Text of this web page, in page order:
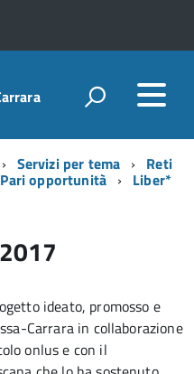
Servizi per tema Reti
Pari opportunità Liber*
ideato, promosso e
Carrara in collaborazione
onlus e con il